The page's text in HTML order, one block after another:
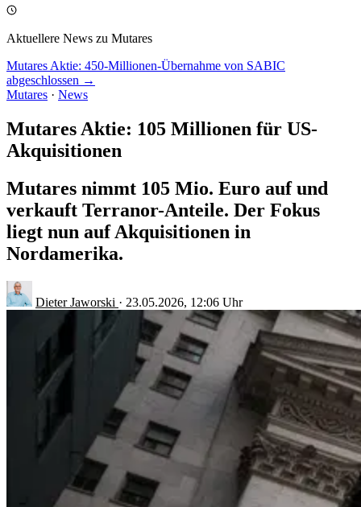
Aktuellere News zu Mutares
Mutares Aktie: 450-Millionen-Übernahme von SABIC
abgeschlossen →
Mutares · News
Mutares Aktie: 105 Millionen für US-
Akquisitionen
Mutares nimmt 105 Mio. Euro auf und
verkauft Terranor-Anteile. Der Fokus
liegt nun auf Akquisitionen in
Nordamerika.
Dieter Jaworski · 23.05.2026, 12:06 Uhr